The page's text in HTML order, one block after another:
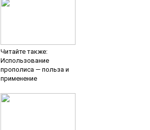
Читайте также:
Использование
прополиса — польза и
применение